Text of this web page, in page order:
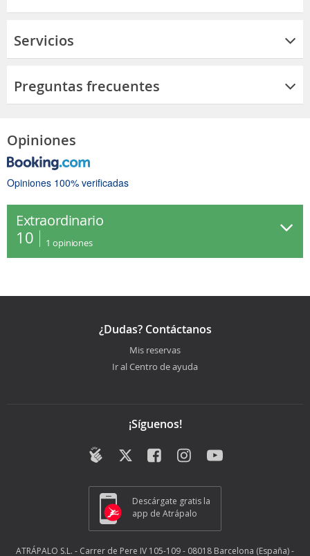
Servicios
Preguntas frecuentes
Opiniones
Opiniones 100% verificadas
Extraordinario
10 1 opiniones
¿Dudas? Contáctanos
Mis reservas
Ir al Centro de ayuda
¡Síguenos!
Descárgate gratis la
app de Atrápalo
ATRÁPALO S.L. - Carrer de Pere IV 105-109 - 08018 Barcelona (España) -